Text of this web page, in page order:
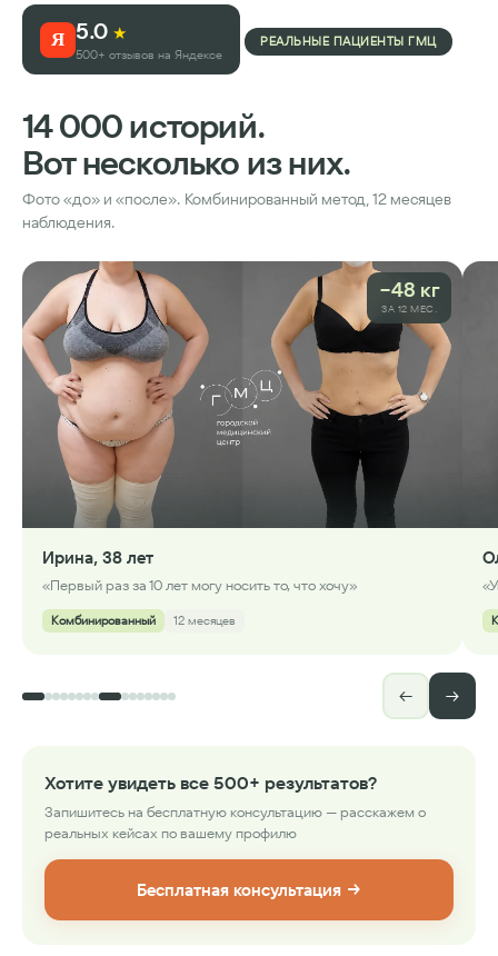
Я 5.0 ★
500+ отзывов на Яндексе
РЕАЛЬНЫЕ ПАЦИЕНТЫ ГМЦ
14 000 историй.
Вот несколько из них.
Фото «до» и «после». Комбинированный метод, 12 месяцев
наблюдения.
−48 кг
ЗА 12 МЕС.
Ирина, 38 лет
«Первый раз за 10 лет могу носить то, что хочу»
Комбинированный 12 месяцев
← →
Хотите увидеть все 500+ результатов?
Запишитесь на бесплатную консультацию — расскажем о
реальных кейсах по вашему профилю
Бесплатная консультация →